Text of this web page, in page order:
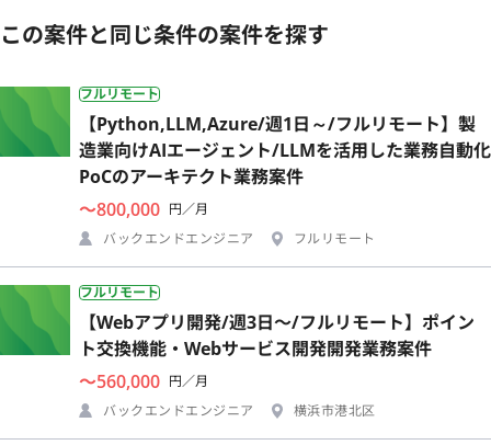
この案件と同じ条件の案件を探す
フルリモート
【Python,LLM,Azure/週1日～/フルリモート】製
造業向けAIエージェント/LLMを活用した業務自動化
PoCのアーキテクト業務案件
〜800,000 円／月
バックエンドエンジニア
フルリモート
フルリモート
【Webアプリ開発/週3日〜/フルリモート】ポイン
ト交換機能・Webサービス開発開発業務案件
〜560,000 円／月
バックエンドエンジニア
横浜市港北区